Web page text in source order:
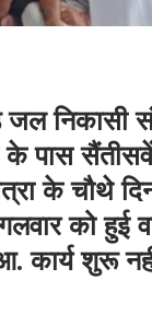
निकासी
के पास सैंतीसवें
के चौथे
को हुई
कार्य शुरू